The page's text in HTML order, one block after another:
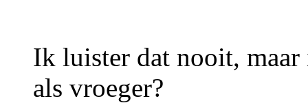
Ik luister dat nooit,
als vroeger?